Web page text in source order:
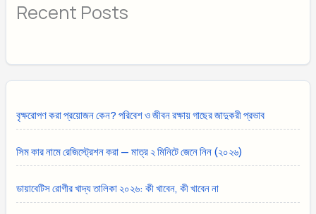
Recent Posts
বৃক্ষরোপণ করা প্রয়োজন কেন? পরিবেশ ও জীবন রক্ষায় গাছের জাদুকরী প্রভাব
সিম কার নামে রেজিস্ট্রেশন করা — মাত্র ২ মিনিটে জেনে নিন (২০২৬)
ডায়াবেটিস রোগীর খাদ্য তালিকা ২০২৬: কী খাবেন, কী খাবেন না